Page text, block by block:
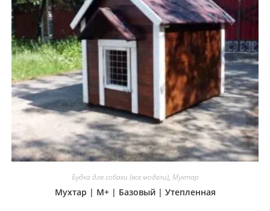
Будка для собаки (все модели), Мухтар
Мухтар | М+ | Базовый | Утепленная